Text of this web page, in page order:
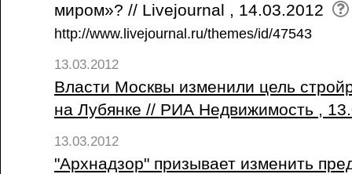
миром»? // Livejournal , 14.03.2012
http://www.livejournal.ru/themes/id/47543
13.03.2012
Власти Москвы изменили цель
на Лубянке // РИА Недвижимость ,
13.03.2012
"Архнадзор" призывает изменить